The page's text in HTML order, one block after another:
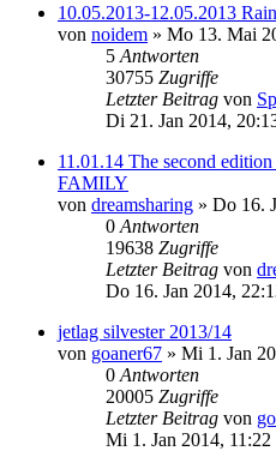
10.05.2013-12.05.2013
von noidem » Mo 13. Mai
5 Antworten
30755 Zugriffe
Letzter Beitrag von
Di 21. Jan 2014,
11.01.14 The second
FAMILY
von dreamsharing » Do 16.
0 Antworten
19638 Zugriffe
Letzter Beitrag von
Do 16. Jan 2014,
jetlag silvester 2013/14
von goaner67 » Mi 1. Jan
0 Antworten
20005 Zugriffe
Letzter Beitrag von
Mi 1. Jan 2014, 11:22